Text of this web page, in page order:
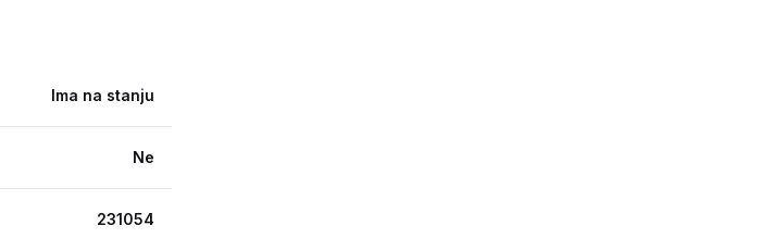
Ima na stanju
Ne
231054